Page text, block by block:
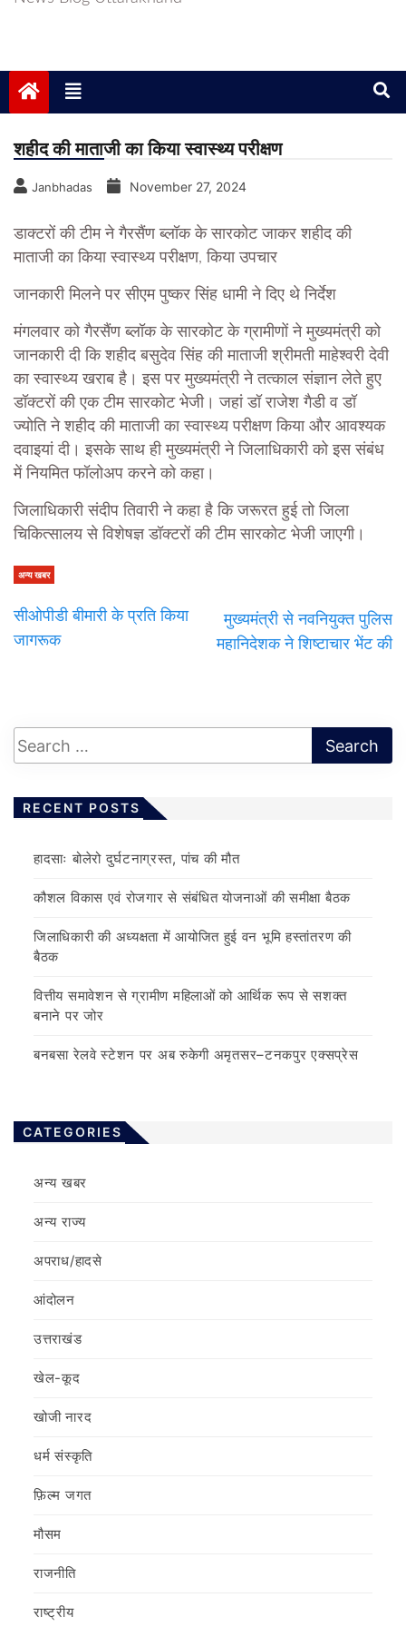
शहीद की माताजी का किया स्वास्थ्य परीक्षण
Janbhadas November 27, 2024
डाक्टरों की टीम ने गैरसैंण ब्लॉक के सारकोट जाकर शहीद की
माताजी का किया स्वास्थ्य परीक्षण, किया उपचार
जानकारी मिलने पर सीएम पुष्कर सिंह धामी ने दिए थे निर्देश
मंगलवार को गैरसैंण ब्लॉक के सारकोट के ग्रामीणों ने मुख्यमंत्री को
जानकारी दी कि शहीद बसुदेव सिंह की माताजी श्रीमती माहेश्वरी देवी
का स्वास्थ्य खराब है। इस पर मुख्यमंत्री ने तत्काल संज्ञान लेते हुए
डॉक्टरों की एक टीम सारकोट भेजी। जहां डॉ राजेश गैडी व डॉ
ज्योति ने शहीद की माताजी का स्वास्थ्य परीक्षण किया और आवश्यक
दवाइयां दी। इसके साथ ही मुख्यमंत्री ने जिलाधिकारी को इस संबंध
में नियमित फॉलोअप करने को कहा।
जिलाधिकारी संदीप तिवारी ने कहा है कि जरूरत हुई तो जिला
चिकित्सालय से विशेषज्ञ डॉक्टरों की टीम सारकोट भेजी जाएगी।
अन्य खबर
सीओपीडी बीमारी के प्रति किया
जागरूक
मुख्यमंत्री से नवनियुक्त पुलिस
महानिदेशक ने शिष्टाचार भेंट की
RECENT POSTS
हादसाः बोलेरो दुर्घटनाग्रस्त, पांच की मौत
कौशल विकास एवं रोजगार से संबंधित योजनाओं की समीक्षा बैठक
जिलाधिकारी की अध्यक्षता में आयोजित हुई वन भूमि हस्तांतरण की
बैठक
वित्तीय समावेशन से ग्रामीण महिलाओं को आर्थिक रूप से सशक्त
बनाने पर जोर
बनबसा रेलवे स्टेशन पर अब रुकेगी अमृतसर–टनकपुर एक्सप्रेस
CATEGORIES
अन्य खबर
अन्य राज्य
अपराध/हादसे
आंदोलन
उत्तराखंड
खेल-कूद
खोजी नारद
धर्म संस्कृति
फ़िल्‍म जगत
मौसम
राजनीति
राष्ट्रीय